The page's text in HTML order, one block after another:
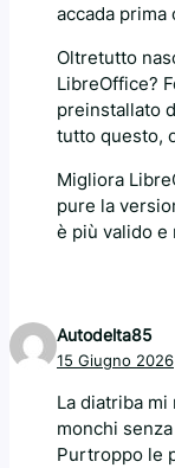
accada prima
Oltretutto
LibreOffice?
preinstallato
tutto questo,
Migliora
pure la
è più valido e
Autodelta85
15 Giugno 2026
La diatriba
monchi
Purtroppo le